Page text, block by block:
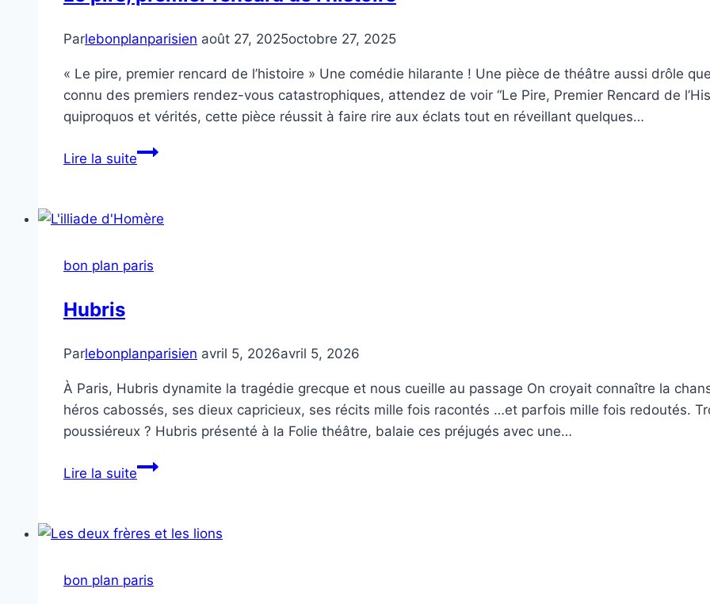
Parlebonplanparisien août 27, 2025octobre 27, 2025
« Le pire, premier rencard de l’histoire » Une comédie hilarante ! Une pièce de théâtre aussi drôle
connu des premiers rendez-vous catastrophiques, attendez de voir “Le Pire, Premier Rencard de
quiproquos et vérités, cette pièce réussit à faire rire aux éclats tout en réveillant quelques…
Lire la suiteLe
rencard
l’histoire
bon plan paris
Hubris
Parlebonplanparisien avril 5, 2026avril 5, 2026
À Paris, Hubris dynamite la tragédie grecque et nous cueille au passage On croyait connaître la
héros cabossés, ses dieux capricieux, ses récits mille fois racontés …et parfois mille fois redoutés.
poussiéreux ? Hubris présenté à la Folie théâtre, balaie ces préjugés avec une…
Lire la suiteHubris
bon plan paris